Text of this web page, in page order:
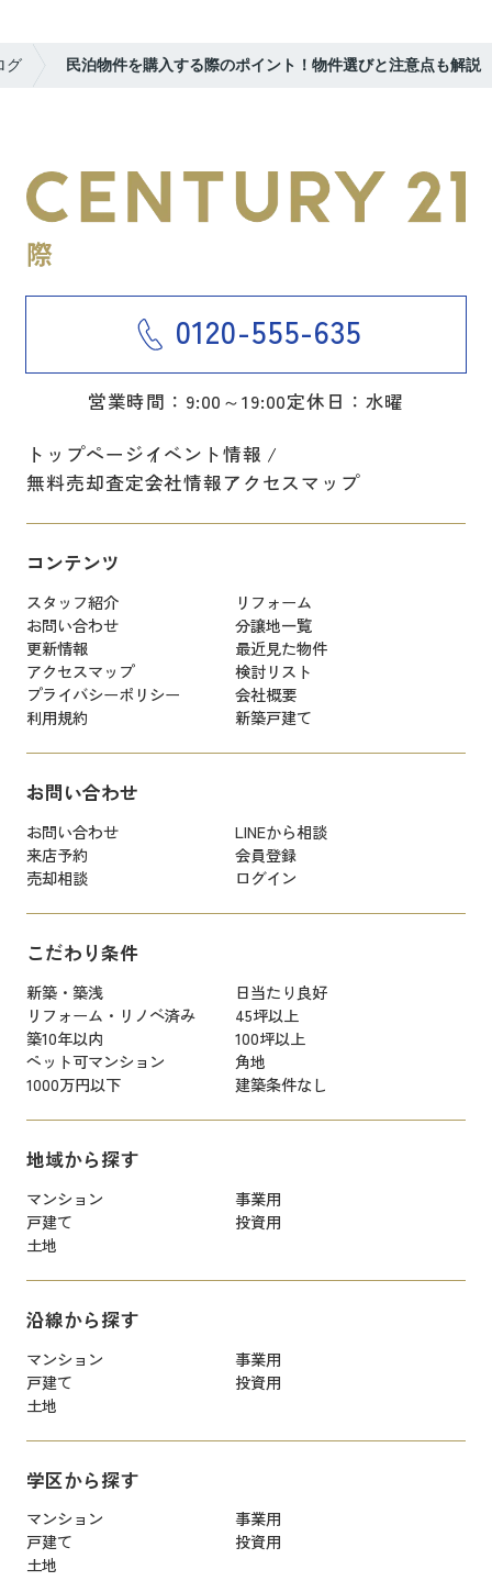
グ 民泊物件を購入する際のポイント！物件選びと注意点も解説
0120-555-635
営業時間：9:00～19:00定休日：水曜
トップページイベント情報
無料売却査定会社情報アクセスマップ
コンテンツ
スタッフ紹介
リフォーム
お問い合わせ
分譲地一覧
更新情報
最近見た物件
アクセスマップ
検討リスト
プライバシーポリシー
会社概要
利用規約
新築戸建て
お問い合わせ
お問い合わせ
LINEから相談
来店予約
会員登録
売却相談
ログイン
こだわり条件
新築・築浅
日当たり良好
リフォーム・リノベ済み
45坪以上
築10年以内
100坪以上
ペット可マンション
角地
1000万円以下
建築条件なし
地域から探す
マンション
事業用
戸建て
投資用
土地
沿線から探す
マンション
事業用
戸建て
投資用
土地
学区から探す
マンション
事業用
戸建て
投資用
土地